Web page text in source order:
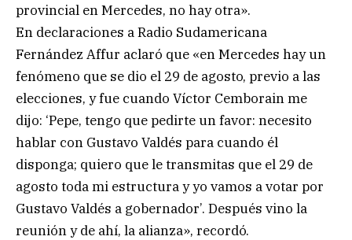
provincial en Mercedes, no hay otra».
En declaraciones a Radio Sudamericana
Fernández Affur aclaró que «en Mercedes hay un
fenómeno que se dio el 29 de agosto, previo a las
elecciones, y fue cuando Víctor Cemborain me
dijo: ‘Pepe, tengo que pedirte un favor: necesito
hablar con Gustavo Valdés para cuando él
disponga; quiero que le transmitas que el 29 de
agosto toda mi estructura y yo vamos a votar por
Gustavo Valdés a gobernador’. Después vino la
reunión y de ahí, la alianza», recordó.